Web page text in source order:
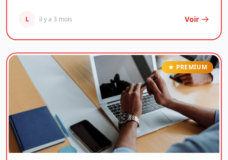
L il y a 3 mois Voir
PREMIUM